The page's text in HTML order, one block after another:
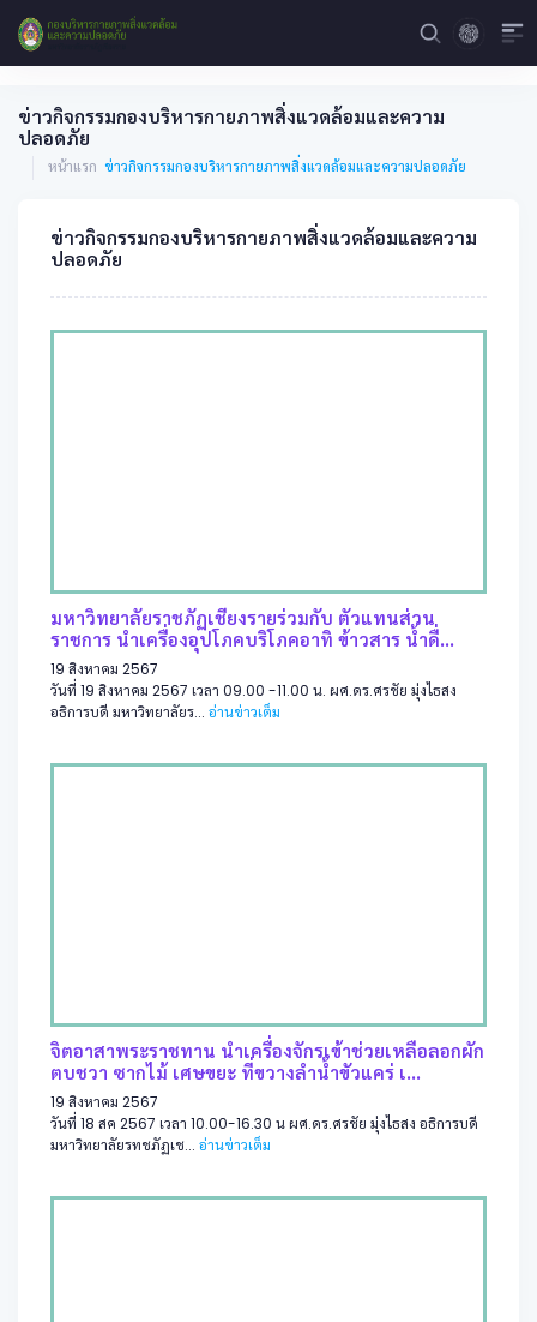
ข่าวกิจกรรมกองบริหารกายภาพสิ่งแวดล้อมและความ
ปลอดภัย
หน้าแรก ข่าวกิจกรรมกองบริหารกายภาพสิ่งแวดล้อมและความปลอดภัย
ข่าวกิจกรรมกองบริหารกายภาพสิ่งแวดล้อมและความ
ปลอดภัย
มหาวิทยาลัยราชภัฏเชียงรายร่วมกับ ตัวแทนส่วน
ราชการ นำเครื่องอุปโภคบริโภคอาทิ ข้าวสาร น้ำดื่...
19 สิงหาคม 2567
วันที่ 19 สิงหาคม 2567 เวลา 09.00 -11.00 น. ผศ.ดร.ศรชัย มุ่งไธสง
อธิการบดี มหาวิทยาลัยร... อ่านข่าวเต็ม
จิตอาสาพระราชทาน นำเครื่องจักรเข้าช่วยเหลือลอกผัก
ตบชวา ซากไม้ เศษขยะ ที่ขวางลำน้ำขัวแคร่ เ...
19 สิงหาคม 2567
วันที่ 18 สค 2567 เวลา 10.00-16.30 น ผศ.ดร.ศรชัย มุ่งไธสง อธิการบดี
มหาวิทยาลัยรทชภัฏเช... อ่านข่าวเต็ม